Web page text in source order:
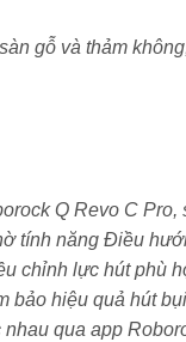
cao cấp. Robot
men và cả
cứng đầu mà
năng này mà
tóc, rất phù hợp với
gỗ và thảm
Q Revo C Pro,
tính năng Điều
chỉnh lực hút phù
bảo hiệu quả hút
qua app